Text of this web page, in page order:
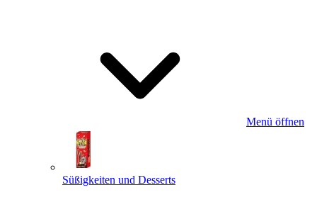
Menü öffnen
Süßigkeiten und Desserts